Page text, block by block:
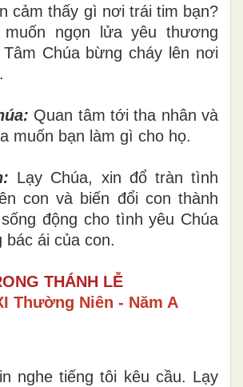
cảm thấy gì nơi trái tim bạn?
muốn ngọn lửa yêu thương
Chúa bừng cháy lên nơi
Quan tâm tới tha nhân và
muốn bạn làm gì cho họ.
Lạy Chúa, xin đổ tràn tình
con và biến đổi con thành
động cho tình yêu Chúa
bác ái của con.
THÁNH LỄ
Thường Niên - Năm A
nghe tiếng tôi kêu cầu. Lạy